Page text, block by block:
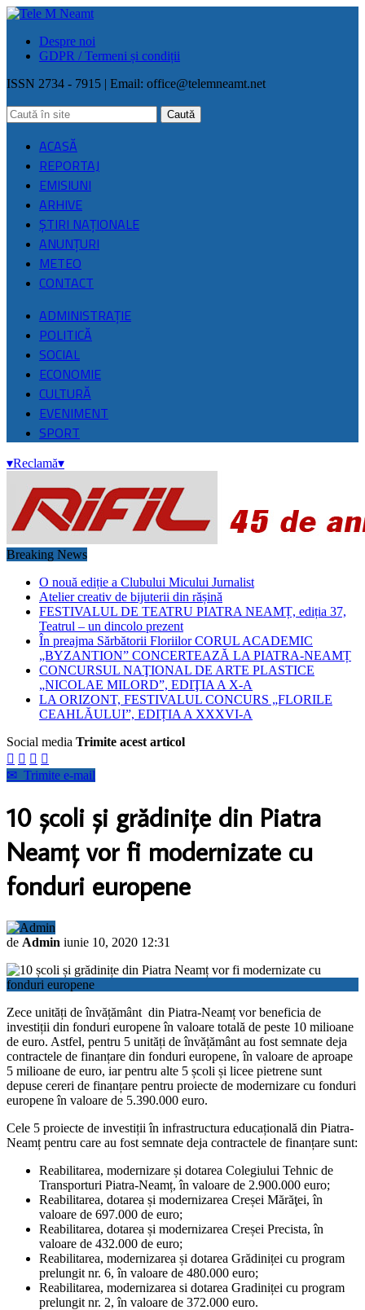
Despre noi
GDPR / Termeni și condiții
ISSN 2734 - 7915 | Email: office@telemneamt.net
ACASĂ
REPORTAJ
EMISIUNI
ARHIVE
ŞTIRI NAŢIONALE
ANUNȚURI
METEO
CONTACT
ADMINISTRAȚIE
POLITICĂ
SOCIAL
ECONOMIE
CULTURĂ
EVENIMENT
SPORT
▾Reclamă▾
Breaking News
O nouă ediție a Clubului Micului Jurnalist
Atelier creativ de bijuterii din rășină
FESTIVALUL DE TEATRU PIATRA NEAMȚ, ediția 37,
Teatrul – un dincolo prezent
În preajma Sărbătorii Floriilor CORUL ACADEMIC
„BYZANTION” CONCERTEAZĂ LA PIATRA-NEAMȚ
CONCURSUL NAŢIONAL DE ARTE PLASTICE
„NICOLAE MILORD”, EDIŢIA A X-A
LA ORIZONT, FESTIVALUL CONCURS „FLORILE
CEAHLĂULUI”, EDIȚIA A XXXVI-A
Social media Trimite acest articol
   
✉ Trimite e-mail
10 școli și grădinițe din Piatra
Neamț vor fi modernizate cu
fonduri europene
de Admin iunie 10, 2020 12:31
Zece unități de învățământ din Piatra-Neamț vor beneficia de
investiții din fonduri europene în valoare totală de peste 10 milioane
de euro. Astfel, pentru 5 unități de învățământ au fost semnate deja
contractele de finanțare din fonduri europene, în valoare de aproape
5 milioane de euro, iar pentru alte 5 școli și licee pietrene sunt
depuse cereri de finanțare pentru proiecte de modernizare cu fonduri
europene în valoare de 5.390.000 euro.
Cele 5 proiecte de investiții în infrastructura educațională din Piatra-
Neamț pentru care au fost semnate deja contractele de finanțare sunt:
Reabilitarea, modernizare și dotarea Colegiului Tehnic de
Transporturi Piatra-Neamț, în valoare de 2.900.000 euro;
Reabilitarea, dotarea și modernizarea Creșei Mărăţei, în
valoare de 697.000 de euro;
Reabilitarea, dotarea și modernizarea Creșei Precista, în
valoare de 432.000 de euro;
Reabilitarea, modernizarea și dotarea Grădiniței cu program
prelungit nr. 6, în valoare de 480.000 euro;
Reabilitarea, modernizarea si dotarea Gradiniței cu program
prelungit nr. 2, în valoare de 372.000 euro.